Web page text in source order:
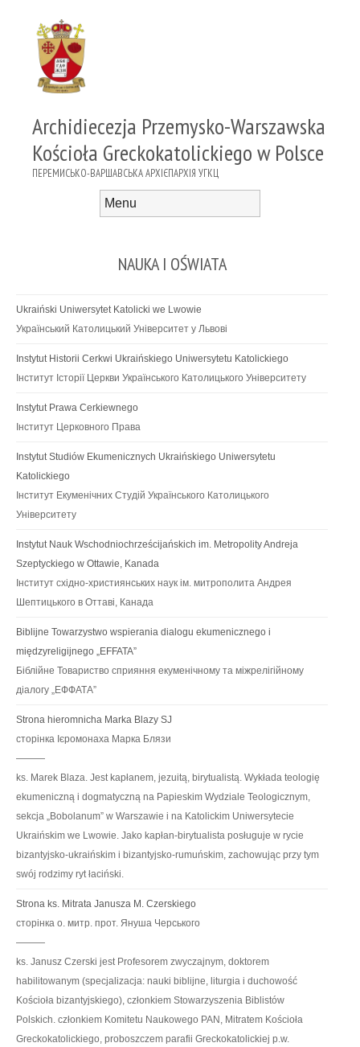
Archidiecezja Przemysko-Warszawska
Kościoła Greckokatolickiego w Polsce
ПЕРЕМИСЬКО-ВАРШАВСЬКА АРХІЄПАРХІЯ УГКЦ
NAUKA I OŚWIATA
Ukraiński Uniwersytet Katolicki we Lwowie
Український Католицький Університет у Львові
Instytut Historii Cerkwi Ukraińskiego Uniwersytetu Katolickiego
Інститут Історії Церкви Українського Католицького Університету
Instytut Prawa Cerkiewnego
Інститут Церковного Права
Instytut Studiów Ekumenicznych Ukraińskiego Uniwersytetu
Katolickiego
Інститут Екуменічних Студій Українського Католицького
Університету
Instytut Nauk Wschodniochrześcijańskich im. Metropolity Andreja
Szeptyckiego w Ottawie, Kanada
Інститут східно-християнських наук ім. митрополита Андрея
Шептицького в Оттаві, Канада
Biblijne Towarzystwo wspierania dialogu ekumenicznego i
międzyreligijnego „EFFATA”
Біблійне Товариство сприяння екуменічному та міжрелігійному
діалогу „ЕФФАТА”
Strona hieromnicha Marka Blazy SJ
сторінка Ієромонаха Марка Блязи
———
ks. Marek Blaza. Jest kapłanem, jezuitą, birytualistą. Wykłada teologię
ekumeniczną i dogmatyczną na Papieskim Wydziale Teologicznym,
sekcja „Bobolanum” w Warszawie i na Katolickim Uniwersytecie
Ukraińskim we Lwowie. Jako kapłan-birytualista posługuje w rycie
bizantyjsko-ukraińskim i bizantyjsko-rumuńskim, zachowując przy tym
swój rodzimy ryt łaciński.
Strona ks. Mitrata Janusza M. Czerskiego
сторінка о. митр. прот. Януша Черського
———
ks. Janusz Czerski jest Profesorem zwyczajnym, doktorem
habilitowanym (specjalizacja: nauki biblijne, liturgia i duchowość
Kościoła bizantyjskiego), członkiem Stowarzyszenia Biblistów
Polskich. członkiem Komitetu Naukowego PAN, Mitratem Kościoła
Greckokatolickiego, proboszczem parafii Greckokatolickiej p.w.